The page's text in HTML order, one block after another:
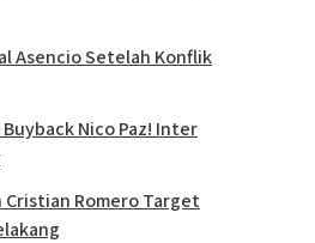
Asencio Setelah Konflik
Nico Paz! Inter
Cristian Romero Target